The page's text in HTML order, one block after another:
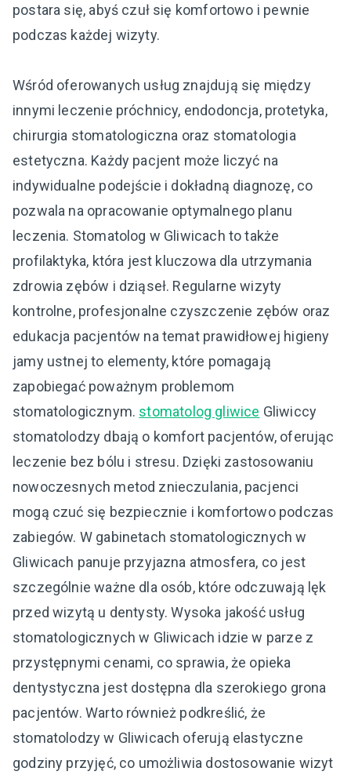
postara się, abyś czuł się komfortowo i pewnie
podczas każdej wizyty.
Wśród oferowanych usług znajdują się między
innymi leczenie próchnicy, endodoncja, protetyka,
chirurgia stomatologiczna oraz stomatologia
estetyczna. Każdy pacjent może liczyć na
indywidualne podejście i dokładną diagnozę, co
pozwala na opracowanie optymalnego planu
leczenia. Stomatolog w Gliwicach to także
profilaktyka, która jest kluczowa dla utrzymania
zdrowia zębów i dziąseł. Regularne wizyty
kontrolne, profesjonalne czyszczenie zębów oraz
edukacja pacjentów na temat prawidłowej higieny
jamy ustnej to elementy, które pomagają
zapobiegać poważnym problemom
stomatologicznym. stomatolog gliwice Gliwiccy
stomatolodzy dbają o komfort pacjentów, oferując
leczenie bez bólu i stresu. Dzięki zastosowaniu
nowoczesnych metod znieczulania, pacjenci
mogą czuć się bezpiecznie i komfortowo podczas
zabiegów. W gabinetach stomatologicznych w
Gliwicach panuje przyjazna atmosfera, co jest
szczególnie ważne dla osób, które odczuwają lęk
przed wizytą u dentysty. Wysoka jakość usług
stomatologicznych w Gliwicach idzie w parze z
przystępnymi cenami, co sprawia, że opieka
dentystyczna jest dostępna dla szerokiego grona
pacjentów. Warto również podkreślić, że
stomatolodzy w Gliwicach oferują elastyczne
godziny przyjęć, co umożliwia dostosowanie wizyt